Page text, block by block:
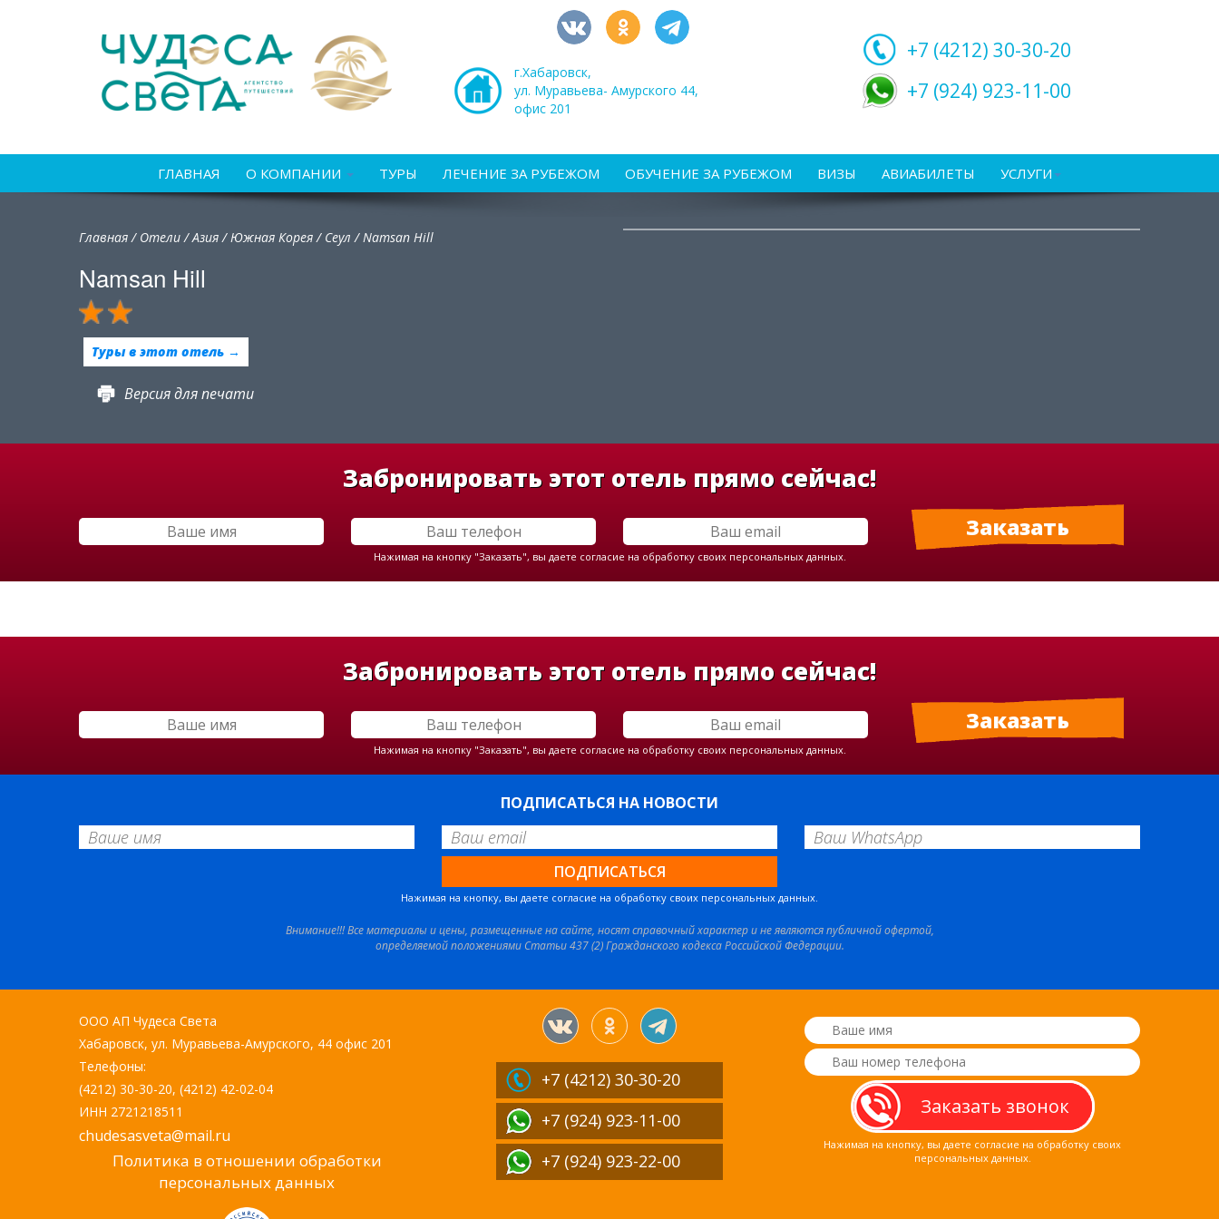
г.Хабаровск,
ул. Муравьева- Амурского 44,
офис 201
+7 (4212) 30-30-20
+7 (924) 923-11-00
ГЛАВНАЯ О КОМПАНИИ ТУРЫ ЛЕЧЕНИЕ ЗА РУБЕЖОМ ОБУЧЕНИЕ ЗА РУБЕЖОМ ВИЗЫ АВИАБИЛЕТЫ УСЛУГИ
Главная/ Отели/Азия/Южная Корея/ Сеул /Namsan Hill
Namsan Hill
Туры в этот отель →
Версия для печати
Забронировать этот отель прямо сейчас!
Нажимая на кнопку "Заказать", вы даете согласие на обработку своих персональных данных.
Забронировать этот отель прямо сейчас!
Нажимая на кнопку "Заказать", вы даете согласие на обработку своих персональных данных.
ПОДПИСАТЬСЯ НА НОВОСТИ
Нажимая на кнопку, вы даете согласие на обработку своих персональных данных.
Внимание!!! Все материалы и цены, размещенные на сайте, носят справочный характер и не являются публичной офертой,
определяемой положениями Статьи 437 (2) Гражданского кодекса Российской Федерации.
ООО АП Чудеса Света
Хабаровск, ул. Муравьева-Амурского, 44 офис 201
Телефоны:
(4212) 30-30-20, (4212) 42-02-04
ИНН 2721218511
chudesasveta@mail.ru
Политика в отношении обработки
персональных данных
+7 (4212) 30-30-20
+7 (924) 923-11-00
+7 (924) 923-22-00
Нажимая на кнопку, вы даете согласие на обработку своих
персональных данных.